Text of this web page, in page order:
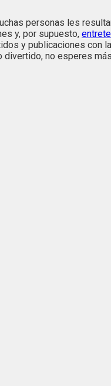
personas les
y, por supuesto,
y publicaciones con
divertido, no esperes